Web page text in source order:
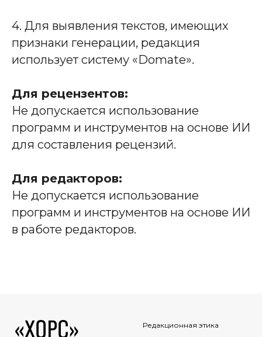
4. Для выявления текстов, имеющих
признаки генерации, редакция
использует систему «Domate».
Для рецензентов:
Не допускается использование
программ и инструментов на основе ИИ
для составления рецензий.
Для редакторов:
Не допускается использование
программ и инструментов на основе ИИ
в работе редакторов.
Редакционная этика